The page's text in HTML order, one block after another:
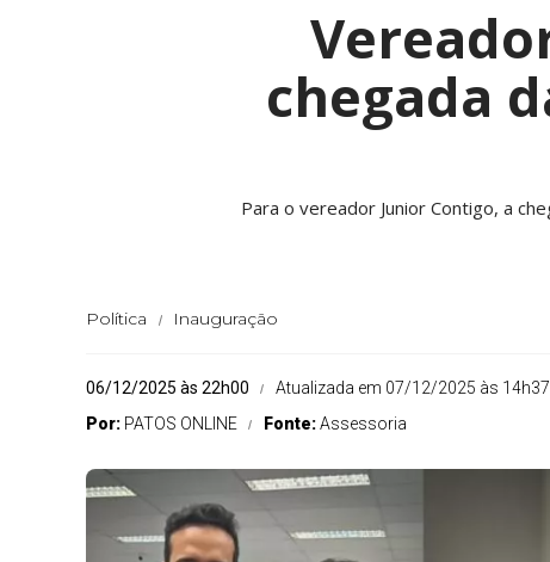
chegada
Para o vereador Junior Contigo, a
Política Inauguração
06/12/2025 às 22h00
Atualizada em 07/12/2025 às 14h37
Por: PATOS ONLINE Fonte:Assessoria